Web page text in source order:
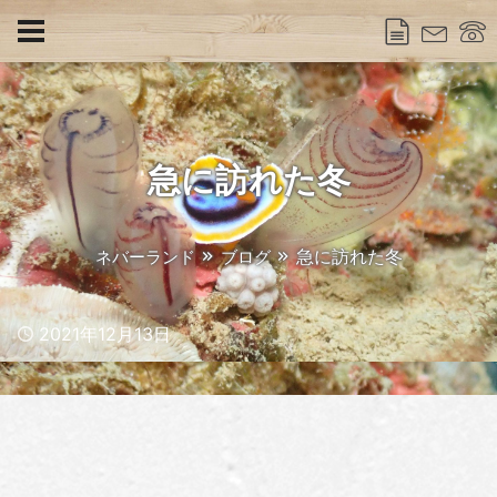
急に訪れた冬
ネバーランド ブログ 急に訪れた冬
Published
2021年12月13日